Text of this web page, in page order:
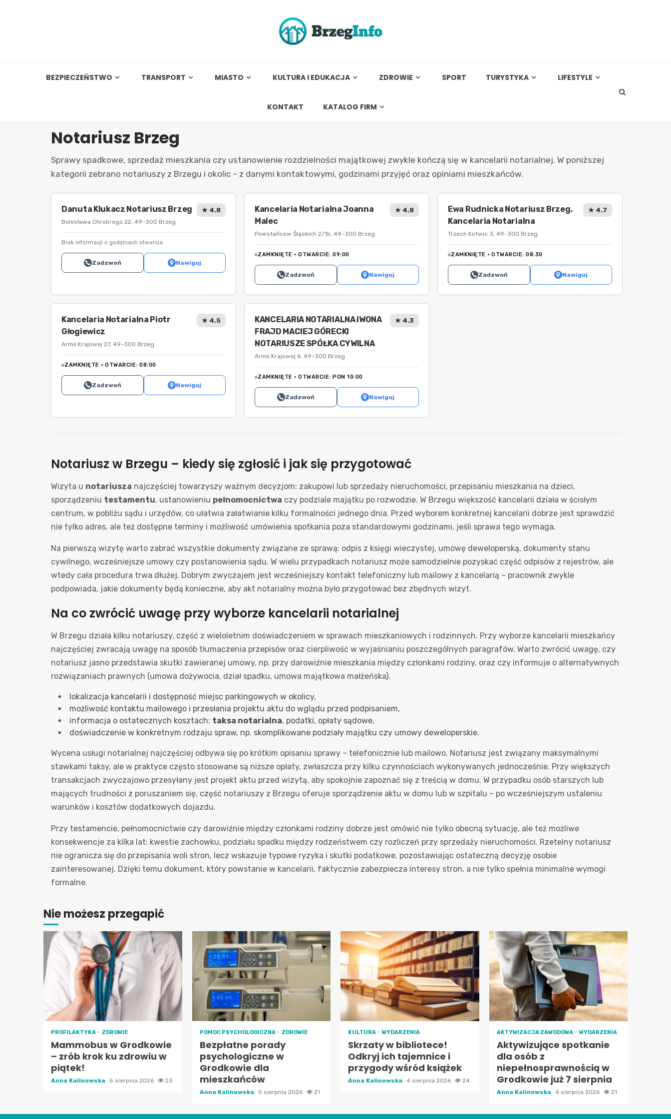
BEZPIECZEŃSTWO TRANSPORT MIASTO KULTURA I EDUKACJA ZDROWIE SPORT TURYSTYKA LIFESTYLE
KONTAKT KATALOG FIRM
Notariusz Brzeg
Sprawy spadkowe, sprzedaż mieszkania czy ustanowienie rozdzielności majątkowej zwykle kończą się w kancelarii notarialnej. W poniższej
kategorii zebrano notariuszy z Brzegu i okolic – z danymi kontaktowymi, godzinami przyjęć oraz opiniami mieszkańców.
Danuta Klukacz Notariusz Brzeg
Bolesława Chrobrego 22, 49-300 Brzeg
★ 4.8
Brak informacji o godzinach otwarcia
Zadzwoń Nawiguj
Kancelaria Notarialna Joanna
Malec
Powstańców Śląskich 2/1b, 49-300 Brzeg
★ 4.8
ZAMKNIĘTE · OTWARCIE: 09:00
Zadzwoń Nawiguj
Ewa Rudnicka Notariusz Brzeg,
Kancelaria Notarialna
Trzech Kotwic 3, 49-300 Brzeg
★ 4.7
ZAMKNIĘTE · OTWARCIE: 08:30
Zadzwoń Nawiguj
Kancelaria Notarialna Piotr
Głogiewicz
Armii Krajowej 27, 49-300 Brzeg
★ 4.5
ZAMKNIĘTE · OTWARCIE: 08:00
Zadzwoń Nawiguj
KANCELARIA NOTARIALNA IWONA
FRAJD MACIEJ GÓRECKI
NOTARIUSZE SPÓŁKA CYWILNA
Armii Krajowej 6, 49-300 Brzeg
★ 4.3
ZAMKNIĘTE · OTWARCIE: PON 10:00
Zadzwoń Nawiguj
Notariusz w Brzegu – kiedy się zgłosić i jak się przygotować
Wizyta u notariusza najczęściej towarzyszy ważnym decyzjom: zakupowi lub sprzedaży nieruchomości, przepisaniu mieszkania na dzieci,
sporządzeniu testamentu, ustanowieniu pełnomocnictwa czy podziale majątku po rozwodzie. W Brzegu większość kancelarii działa w ścisłym
centrum, w pobliżu sądu i urzędów, co ułatwia załatwianie kilku formalności jednego dnia. Przed wyborem konkretnej kancelarii dobrze jest sprawdzić
nie tylko adres, ale też dostępne terminy i możliwość umówienia spotkania poza standardowymi godzinami, jeśli sprawa tego wymaga.
Na pierwszą wizytę warto zabrać wszystkie dokumenty związane ze sprawą: odpis z księgi wieczystej, umowę deweloperską, dokumenty stanu
cywilnego, wcześniejsze umowy czy postanowienia sądu. W wielu przypadkach notariusz może samodzielnie pozyskać część odpisów z rejestrów, ale
wtedy cała procedura trwa dłużej. Dobrym zwyczajem jest wcześniejszy kontakt telefoniczny lub mailowy z kancelarią – pracownik zwykle
podpowiada, jakie dokumenty będą konieczne, aby akt notarialny można było przygotować bez zbędnych wizyt.
Na co zwrócić uwagę przy wyborze kancelarii notarialnej
W Brzegu działa kilku notariuszy, część z wieloletnim doświadczeniem w sprawach mieszkaniowych i rodzinnych. Przy wyborze kancelarii mieszkańcy
najczęściej zwracają uwagę na sposób tłumaczenia przepisów oraz cierpliwość w wyjaśnianiu poszczególnych paragrafów. Warto zwrócić uwagę, czy
notariusz jasno przedstawia skutki zawieranej umowy, np. przy darowiźnie mieszkania między członkami rodziny, oraz czy informuje o alternatywnych
rozwiązaniach prawnych (umowa dożywocia, dział spadku, umowa majątkowa małżeńska).
lokalizacja kancelarii i dostępność miejsc parkingowych w okolicy,
możliwość kontaktu mailowego i przesłania projektu aktu do wglądu przed podpisaniem,
informacja o ostatecznych kosztach: taksa notarialna, podatki, opłaty sądowe,
doświadczenie w konkretnym rodzaju spraw, np. skomplikowane podziały majątku czy umowy deweloperskie.
Wycena usługi notarialnej najczęściej odbywa się po krótkim opisaniu sprawy – telefonicznie lub mailowo. Notariusz jest związany maksymalnymi
stawkami taksy, ale w praktyce często stosowane są niższe opłaty, zwłaszcza przy kilku czynnościach wykonywanych jednocześnie. Przy większych
transakcjach zwyczajowo przesyłany jest projekt aktu przed wizytą, aby spokojnie zapoznać się z treścią w domu. W przypadku osób starszych lub
mających trudności z poruszaniem się, część notariuszy z Brzegu oferuje sporządzenie aktu w domu lub w szpitalu – po wcześniejszym ustaleniu
warunków i kosztów dodatkowych dojazdu.
Przy testamencie, pełnomocnictwie czy darowiźnie między członkami rodziny dobrze jest omówić nie tylko obecną sytuację, ale też możliwe
konsekwencje za kilka lat: kwestie zachowku, podziału spadku między rodzeństwem czy rozliczeń przy sprzedaży nieruchomości. Rzetelny notariusz
nie ogranicza się do przepisania woli stron, lecz wskazuje typowe ryzyka i skutki podatkowe, pozostawiając ostateczną decyzję osobie
zainteresowanej. Dzięki temu dokument, który powstanie w kancelarii, faktycznie zabezpiecza interesy stron, a nie tylko spełnia minimalne wymogi
formalne.
Nie możesz przegapić
PROFILAKTYKA ZDROWIE
Mammobus w Grodkowie
– zrób krok ku zdrowiu w
piątek!
Anna Kalinowska 5 sierpnia 2026 23
POMOC PSYCHOLOGICZNA ZDROWIE
Bezpłatne porady
psychologiczne w
Grodkowie dla
mieszkańców
Anna Kalinowska 5 sierpnia 2026 21
KULTURA WYDARZENIA
Skrzaty w bibliotece!
Odkryj ich tajemnice i
przygody wśród książek
Anna Kalinowska 4 sierpnia 2026 24
AKTYWIZACJA ZAWODOWA WYDARZENIA
Aktywizujące spotkanie
dla osób z
niepełnosprawnością w
Grodkowie już 7 sierpnia
Anna Kalinowska 4 sierpnia 2026 21